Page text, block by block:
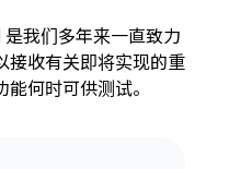
我们多年来一直致力
接收有关即将实现的重
何时可供测试。